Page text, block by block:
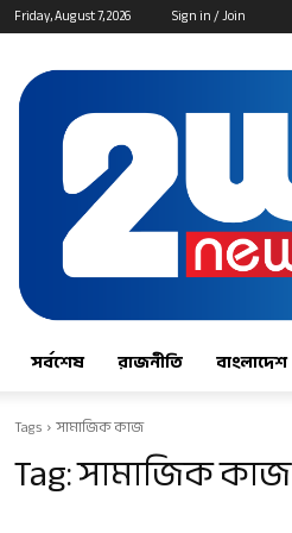
Friday, August 7, 2026 Sign in / Join
সর্বশেষ রাজনীতি বাংলাদেশ
Tags সামাজিক কাজ
Tag:সামাজিক কাজ